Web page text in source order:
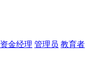
资金经理 管理员 教育者